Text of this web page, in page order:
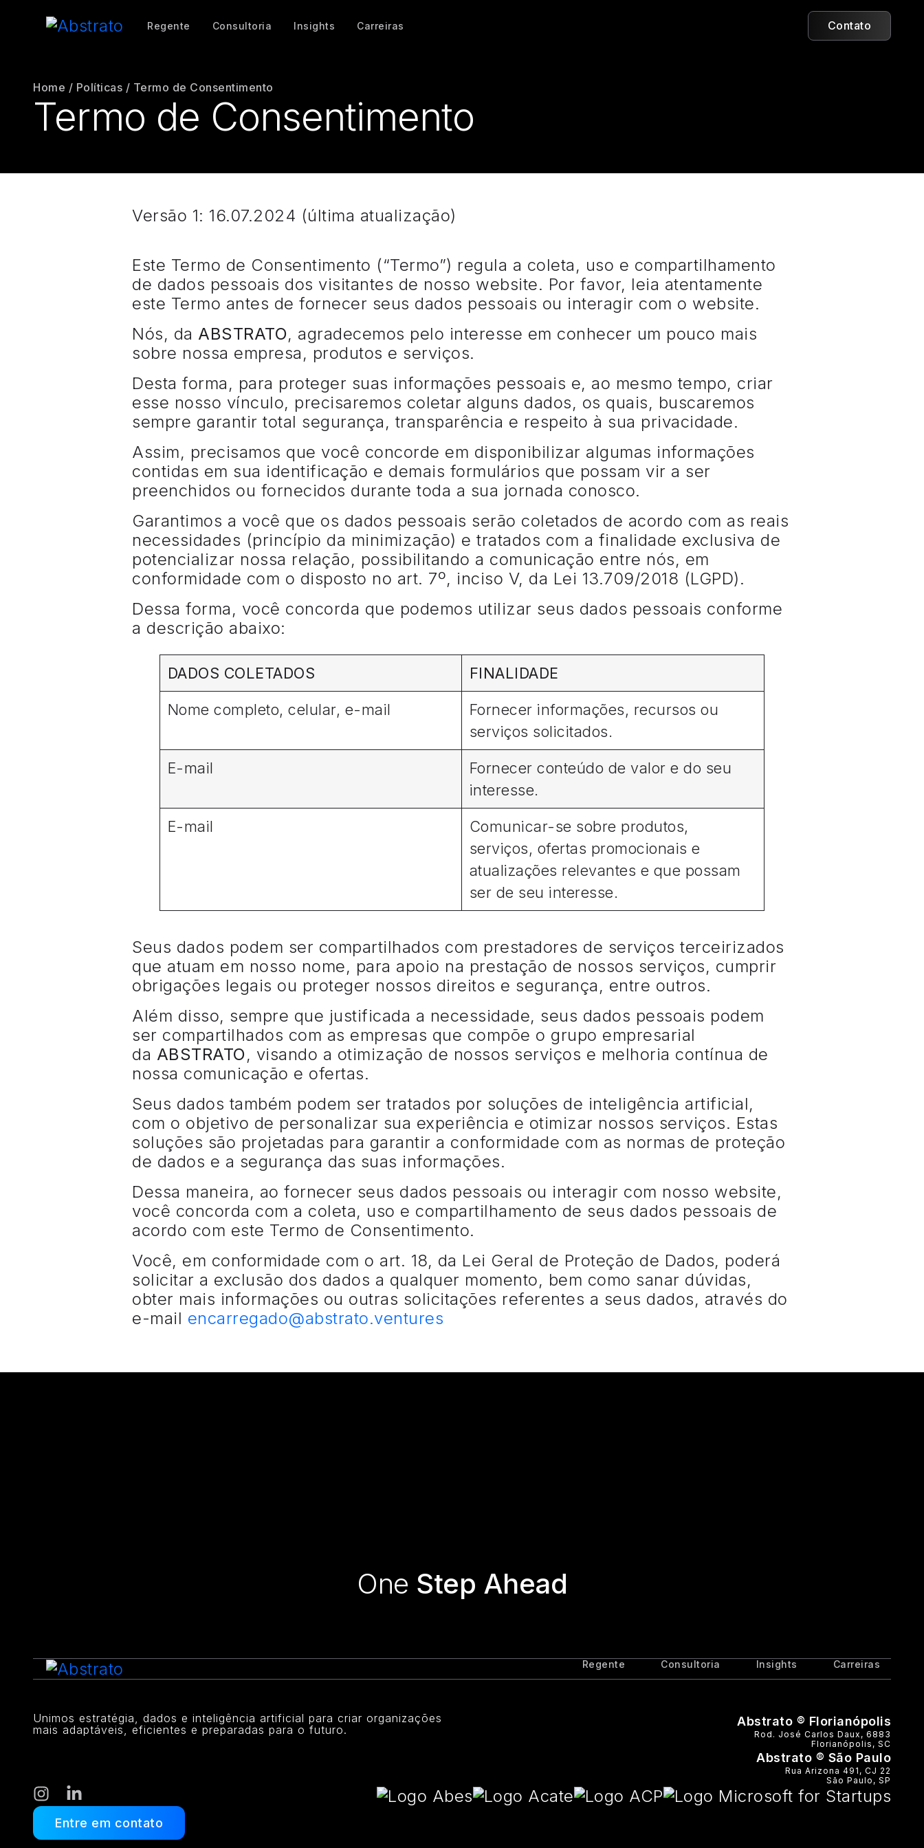
Regente Consultoria Insights Carreiras Contato
Home / Políticas / Termo de Consentimento
Termo de Consentimento
Versão 1: 16.07.2024 (última atualização)
Este Termo de Consentimento (“Termo”) regula a coleta, uso e compartilhamento
de dados pessoais dos visitantes de nosso website. Por favor, leia atentamente
este Termo antes de fornecer seus dados pessoais ou interagir com o website.
Nós, da ABSTRATO, agradecemos pelo interesse em conhecer um pouco mais
sobre nossa empresa, produtos e serviços.
Desta forma, para proteger suas informações pessoais e, ao mesmo tempo, criar
esse nosso vínculo, precisaremos coletar alguns dados, os quais, buscaremos
sempre garantir total segurança, transparência e respeito à sua privacidade.
Assim, precisamos que você concorde em disponibilizar algumas informações
contidas em sua identificação e demais formulários que possam vir a ser
preenchidos ou fornecidos durante toda a sua jornada conosco.
Garantimos a você que os dados pessoais serão coletados de acordo com as reais
necessidades (princípio da minimização) e tratados com a finalidade exclusiva de
potencializar nossa relação, possibilitando a comunicação entre nós, em
conformidade com o disposto no art. 7º, inciso V, da Lei 13.709/2018 (LGPD).
Dessa forma, você concorda que podemos utilizar seus dados pessoais conforme
a descrição abaixo:
DADOS COLETADOS FINALIDADE
Nome completo, celular, e-mail
Fornecer informações, recursos ou
serviços solicitados.
E-mail
Fornecer conteúdo de valor e do seu
interesse.
E-mail
Comunicar-se sobre produtos,
serviços, ofertas promocionais e
atualizações relevantes e que possam
ser de seu interesse.
Seus dados podem ser compartilhados com prestadores de serviços terceirizados
que atuam em nosso nome, para apoio na prestação de nossos serviços, cumprir
obrigações legais ou proteger nossos direitos e segurança, entre outros.
Além disso, sempre que justificada a necessidade, seus dados pessoais podem
ser compartilhados com as empresas que compõe o grupo empresarial
da ABSTRATO, visando a otimização de nossos serviços e melhoria contínua de
nossa comunicação e ofertas.
Seus dados também podem ser tratados por soluções de inteligência artificial,
com o objetivo de personalizar sua experiência e otimizar nossos serviços. Estas
soluções são projetadas para garantir a conformidade com as normas de proteção
de dados e a segurança das suas informações.
Dessa maneira, ao fornecer seus dados pessoais ou interagir com nosso website,
você concorda com a coleta, uso e compartilhamento de seus dados pessoais de
acordo com este Termo de Consentimento.
Você, em conformidade com o art. 18, da Lei Geral de Proteção de Dados, poderá
solicitar a exclusão dos dados a qualquer momento, bem como sanar dúvidas,
obter mais informações ou outras solicitações referentes a seus dados, através do
e-mail encarregado@abstrato.ventures
One Step Ahead
Regente Consultoria Insights Carreiras
Unimos estratégia, dados e inteligência artificial para criar organizações
mais adaptáveis, eficientes e preparadas para o futuro.
Abstrato ® Florianópolis
Rod. José Carlos Daux, 6883
Florianópolis, SC
Abstrato ® São Paulo
Rua Arizona 491, CJ 22
São Paulo, SP
Entre em contato